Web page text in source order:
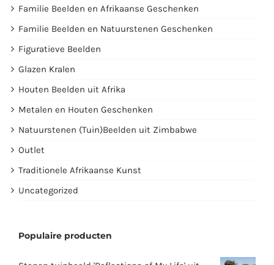
Familie Beelden en Afrikaanse Geschenken
Familie Beelden en Natuurstenen Geschenken
Figuratieve Beelden
Glazen Kralen
Houten Beelden uit Afrika
Metalen en Houten Geschenken
Natuurstenen (Tuin)Beelden uit Zimbabwe
Outlet
Traditionele Afrikaanse Kunst
Uncategorized
Populaire producten